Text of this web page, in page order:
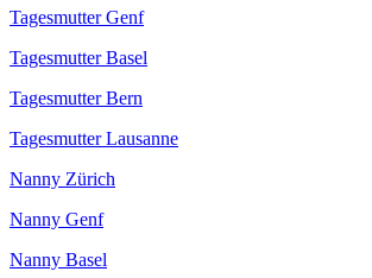
Tagesmutter Genf
Tagesmutter Basel
Tagesmutter Bern
Tagesmutter Lausanne
Nanny Zürich
Nanny Genf
Nanny Basel